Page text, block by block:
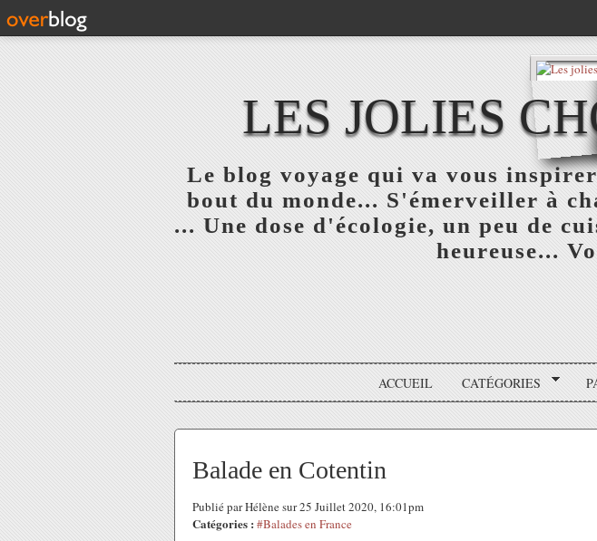
LES JOLIES
Le blog voyage qui va vous
bout du monde... S'émerveiller à
... Une dose d'écologie, un peu de
heureuse...
ACCUEIL CATÉGORIES
Balade en Cotentin
Publié par Hélène sur 25 Juillet 2020, 16:01pm
Catégories : #Balades en France